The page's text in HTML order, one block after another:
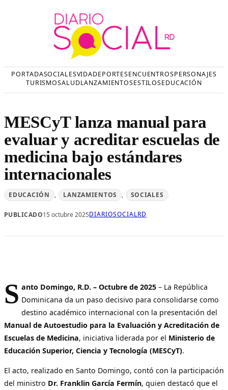
PORTADASOCIALESVIDADEPORTESENCUENTROSPERSONAJES
TURISMOSALUDLANZAMIENTOSESTILOSEDUCACIÓN
MESCyT lanza manual para
evaluar y acreditar escuelas de
medicina bajo estándares
internacionales
EDUCACIÓN , LANZAMIENTOS , SOCIALES
PUBLICADO15 octubre 2025DIARIOSOCIALRD
S anto Domingo, R.D. – Octubre de 2025 – La República
Dominicana da un paso decisivo para consolidarse como
destino académico internacional con la presentación del
Manual de Autoestudio para la Evaluación y Acreditación de
Escuelas de Medicina, iniciativa liderada por el Ministerio de
Educación Superior, Ciencia y Tecnología (MESCyT).
El acto, realizado en Santo Domingo, contó con la participación
del ministro Dr. Franklin García Fermín, quien destacó que el